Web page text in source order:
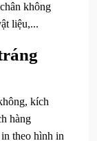
không
liệu,...
kích
hàng
theo hình in